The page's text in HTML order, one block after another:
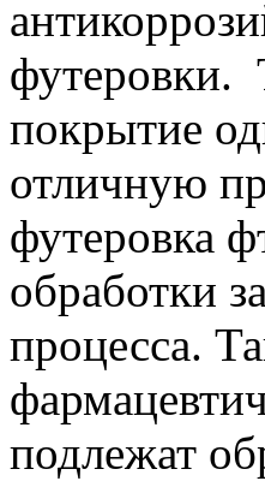
футеровки.
покрытие
отличную
футеровка
обработки
процесса.
подлежат